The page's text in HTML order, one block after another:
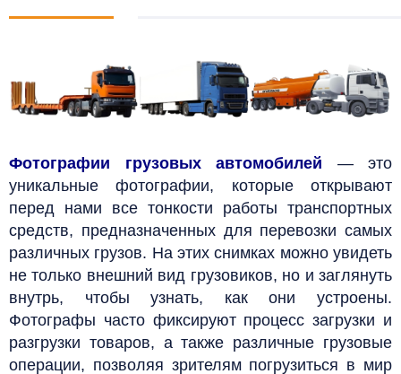
Фотографии грузовых автомобилей — это
уникальные фотографии, которые открывают
перед нами все тонкости работы транспортных
средств, предназначенных для перевозки самых
различных грузов. На этих снимках можно увидеть
не только внешний вид грузовиков, но и заглянуть
внутрь, чтобы узнать, как они устроены.
Фотографы часто фиксируют процесс загрузки и
разгрузки товаров, а также различные грузовые
операции, позволяя зрителям погрузиться в мир